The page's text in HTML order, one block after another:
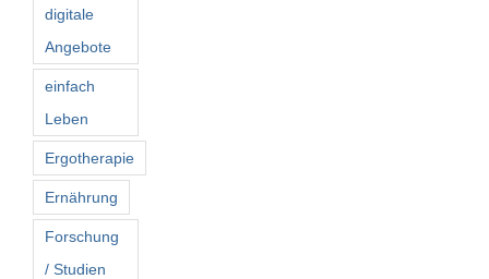
digitale
Angebote
einfach
Leben
Ergotherapie
Ernährung
Forschung
/ Studien